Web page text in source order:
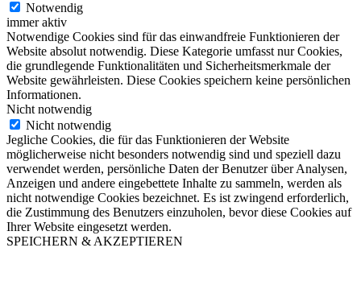
Notwendig
immer aktiv
Notwendige Cookies sind für das einwandfreie Funktionieren der
Website absolut notwendig. Diese Kategorie umfasst nur Cookies,
die grundlegende Funktionalitäten und Sicherheitsmerkmale der
Website gewährleisten. Diese Cookies speichern keine persönlichen
Informationen.
Nicht notwendig
Nicht notwendig
Jegliche Cookies, die für das Funktionieren der Website
möglicherweise nicht besonders notwendig sind und speziell dazu
verwendet werden, persönliche Daten der Benutzer über Analysen,
Anzeigen und andere eingebettete Inhalte zu sammeln, werden als
nicht notwendige Cookies bezeichnet. Es ist zwingend erforderlich,
die Zustimmung des Benutzers einzuholen, bevor diese Cookies auf
Ihrer Website eingesetzt werden.
SPEICHERN & AKZEPTIEREN